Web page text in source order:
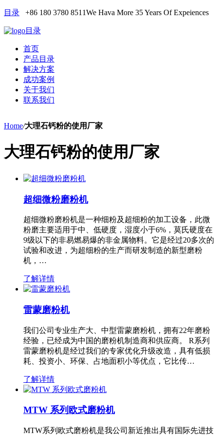
目录 +86 180 3780 8511We Hava More 35 Years Of Expeiences
目录
首页
产品目录
解决方案
成功案例
关于我们
联系我们
Home/大理石钙粉的使用厂家
大理石钙粉的使用厂家
超细微粉磨粉机
超细微粉磨粉机是一种细粉及超细粉的加工设备，此微
粉磨主要适用于中、低硬度，湿度小于6%，莫氏硬度在
9级以下的非易燃易爆的非金属物料。它是经过20多次的
试验和改进，为超细粉的生产而研发制造的新型磨粉
机，…
了解详情
雷蒙磨粉机
我们公司专业生产大、中型雷蒙磨粉机，拥有22年磨粉
经验，已经成为中国的磨粉机制造商和供应商。 R系列
雷蒙磨粉机是经过我们的专家优化升级改造，具有低损
耗、投资小、环保、占地面积小等优点，它比传…
了解详情
MTW 系列欧式磨粉机
MTW系列欧式磨粉机是我公司新近推出具有国际先进技